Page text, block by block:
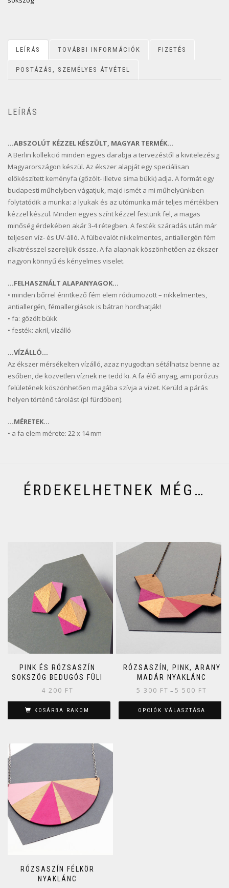
LEÍRÁS TOVÁBBI INFORMÁCIÓK FIZETÉS
POSTÁZÁS, SZEMÉLYES ÁTVÉTEL
LEÍRÁS
…ABSZOLÚT KÉZZEL KÉSZÜLT, MAGYAR TERMÉK…
A Berlin kollekció minden egyes darabja a tervezéstől a kivitelezésig
Magyarországon készül. Az ékszer alapját egy speciálisan
előkészített keményfa (gőzölt- illetve sima bükk) adja. A formát egy
budapesti műhelyben vágatjuk, majd ismét a mi műhelyünkben
folytatódik a munka: a lyukak és az utómunka már teljes mértékben
kézzel készül. Minden egyes színt kézzel festünk fel, a magas
minőség érdekében akár 3-4 rétegben. A festék száradás után már
teljesen víz- és UV-álló. A fülbevalót nikkelmentes, antiallergén fém
alkatrésszel szereljük össze. A fa alapnak köszönhetően az ékszer
nagyon könnyű és kényelmes viselet.
…FELHASZNÁLT ALAPANYAGOK…
• minden bőrrel érintkező fém elem ródiumozott – nikkelmentes,
antiallergén, fémallergiások is bátran hordhatják!
• fa: gőzölt bükk
• festék: akril, vízálló
…VÍZÁLLÓ…
Az ékszer mérsékelten vízálló, azaz nyugodtan sétálhatsz benne az
esőben, de közvetlen víznek ne tedd ki. A fa élő anyag, ami porózus
felületének köszönhetően magába szívja a vizet. Kerüld a párás
helyen történő tárolást (pl fürdőben).
…MÉRETEK…
• a fa elem mérete: 22 x 14 mm
ÉRDEKELHETNEK MÉG…
PINK ÉS RÓZSASZÍN
SOKSZÖG BEDUGÓS FÜLI
4 200 FT
KOSÁRBA RAKOM
RÓZSASZÍN, PINK, ARANY
MADÁR NYAKLÁNC
5 300 FT – 5 500 FT
OPCIÓK VÁLASZTÁSA
RÓZSASZÍN FÉLKÖR
NYAKLÁNC